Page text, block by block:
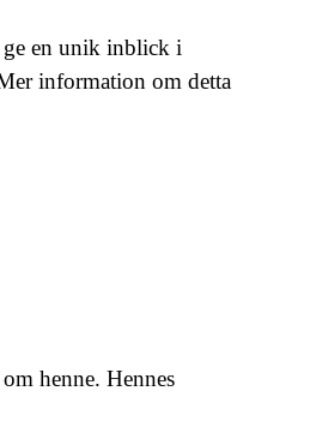
ge en unik inblick i
information om detta
henne. Hennes